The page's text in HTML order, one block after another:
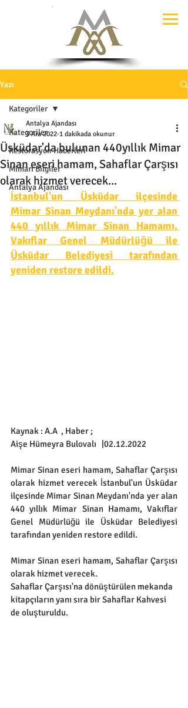
Yazı
Kategoriler
Restorasyon Haberleri
Mimari Bilgiler
Antalya Ajandası
Kategoriler
Üsküdar'da bulunan 440yıllık Mimar
Sinan eseri hamam, Sahaflar Çarşısı
olarak hizmet verecek...
Antalya Ajandası
3 Ara 2022 1 dakikada okunur
İstanbul'un Üsküdar ilçesinde
Mimar Sinan Meydanı'nda yer alan
440 yıllık Mimar Sinan Hamamı,
Vakıflar Genel Müdürlüğü ile
Üsküdar Belediyesi tarafından
yeniden restore edildi.
Kaynak : A.A  , Haber ;
Aişe Hümeyra Bulovalı   |02.12.2022
Mimar Sinan eseri hamam, Sahaflar Çarşısı
olarak hizmet verecek İstanbul'un Üsküdar
ilçesinde Mimar Sinan Meydanı'nda yer alan
440 yıllık Mimar Sinan Hamamı, Vakıflar
Genel Müdürlüğü ile Üsküdar Belediyesi
tarafından yeniden restore edildi.
Mimar Sinan eseri hamam, Sahaflar Çarşısı
olarak hizmet verecek.
Sahaflar Çarşısı'na dönüştürülen mekanda
kitapçıların yanı sıra bir Sahaflar Kahvesi
de oluşturuldu.